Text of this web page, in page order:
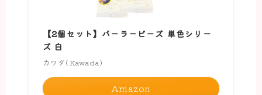
【2個セット】パーラービーズ 単色シリー
ズ 白
カワダ(Kawada)
Amazon